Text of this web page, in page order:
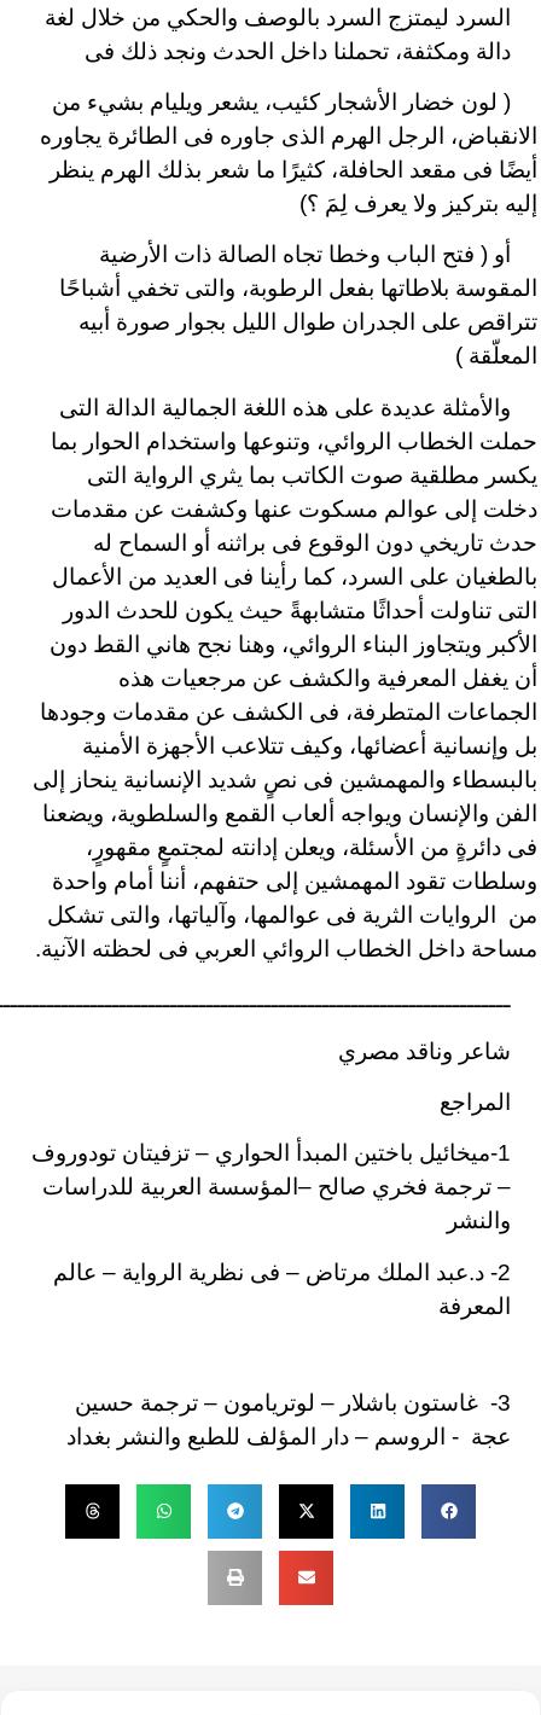
السرد ليمتزج السرد بالوصف والحكي من خلال لغة
دالة ومكثفة، تحملنا داخل الحدث ونجد ذلك فى
( لون خضار الأشجار كئيب، يشعر ويليام بشيء من
الانقباض، الرجل الهرم الذى جاوره فى الطائرة يجاوره
أيضًا فى مقعد الحافلة، كثيرًا ما شعر بذلك الهرم ينظر
إليه بتركيز ولا يعرف لِمَ ؟)
أو ( فتح الباب وخطا تجاه الصالة ذات الأرضية
المقوسة بلاطاتها بفعل الرطوبة، والتى تخفي أشباحًا
تتراقص على الجدران طوال الليل بجوار صورة أبيه
المعلّقة )
والأمثلة عديدة على هذه اللغة الجمالية الدالة التى
حملت الخطاب الروائي، وتنوعها واستخدام الحوار بما
يكسر مطلقية صوت الكاتب بما يثري الرواية التى
دخلت إلى عوالم مسكوت عنها وكشفت عن مقدمات
حدث تاريخي دون الوقوع فى براثنه أو السماح له
بالطغيان على السرد، كما رأينا فى العديد من الأعمال
التى تناولت أحداثًا متشابهةً حيث يكون للحدث الدور
الأكبر ويتجاوز البناء الروائي، وهنا نجح هاني القط دون
أن يغفل المعرفية والكشف عن مرجعيات هذه
الجماعات المتطرفة، فى الكشف عن مقدمات وجودها
بل وإنسانية أعضائها، وكيف تتلاعب الأجهزة الأمنية
بالبسطاء والمهمشين فى نصٍ شديد الإنسانية ينحاز إلى
الفن والإنسان ويواجه ألعاب القمع والسلطوية، ويضعنا
فى دائرةٍ من الأسئلة، ويعلن إدانته لمجتمعٍ مقهورٍ،
وسلطات تقود المهمشين إلى حتفهم، أننا أمام واحدة
من الروايات الثرية فى عوالمها، وآلياتها، والتى تشكل
مساحة داخل الخطاب الروائي العربي فى لحظته الآنية.
شاعر وناقد مصري
المراجع
1-ميخائيل باختين المبدأ الحواري – تزفيتان تودوروف
– ترجمة فخري صالح –المؤسسة العربية للدراسات
والنشر
2- د.عبد الملك مرتاض – فى نظرية الرواية – عالم
المعرفة
3- غاستون باشلار – لوتريامون – ترجمة حسين
عجة - الروسم – دار المؤلف للطبع والنشر بغداد